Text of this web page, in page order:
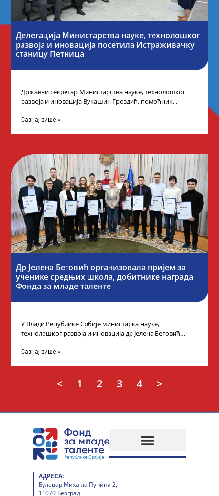
Делегација Министарства науке, технолошког
развоја и иновација посетила Истраживачку
станицу Петница
Државни секретар Министарства науке, технолошког
развоја и иновација Вукашин Гроздић, помоћник
промоцију
Сазнај више »
Др Јелена Беговић организовала пријем за
ученике средњих школа, добитнике награда
Фонда за младе таленте
У Влади Републике Србије министарка науке,
технолошког развоја и иновација др Јелена Беговић
Сазнај више »
< 1 2 3 4 >
АДРЕСА:
Булевар Михајла Пупина 2,
11070 Београд